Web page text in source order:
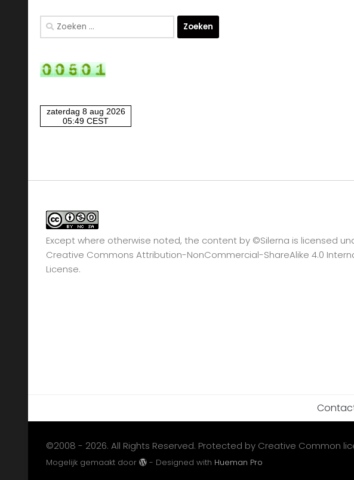
Zoeken
naar:
Except where otherwise noted, the content by ©Silerna is licensed
Creative Commons Attribution-NonCommercial-ShareAlike 4.0
License.
©2008 - 2026. All Rights Reserved. Protected by Creative Common
Mogelijk gemaakt door - Designed with Hueman Pro